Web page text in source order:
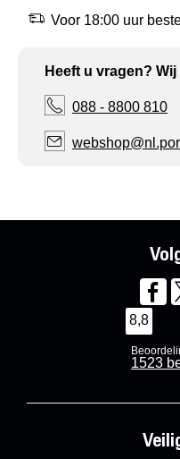
Voor 18:00 uur
Heeft u vragen?
088 - 8800 810
8,8
1523